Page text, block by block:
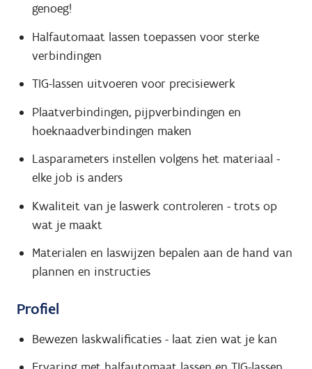
genoeg!
Halfautomaat lassen toepassen voor sterke
verbindingen
TIG-lassen uitvoeren voor precisiewerk
Plaatverbindingen, pijpverbindingen en
hoeknaadverbindingen maken
Lasparameters instellen volgens het materiaal -
elke job is anders
Kwaliteit van je laswerk controleren - trots op
wat je maakt
Materialen en laswijzen bepalen aan de hand van
plannen en instructies
Profiel
Bewezen laskwalificaties - laat zien wat je kan